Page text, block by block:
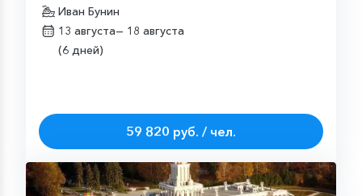
Иван Бунин
13 августа— 18 августа
(6 дней)
59 820 руб. / чел.